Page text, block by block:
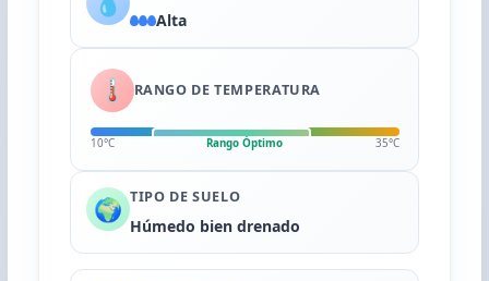
Alta
🌡️ RANGO DE TEMPERATURA
10°C Rango Óptimo 35°C
🌍 TIPO DE SUELO
Húmedo bien drenado